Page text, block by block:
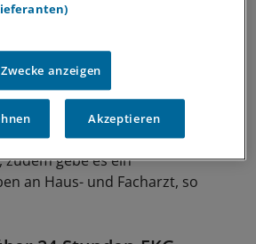
mit erhöhten
beispielsweise ein Quartal lang
eine Erinnerungsfunktion. Das
Code zum Freischalten der App
zudem gebe es ein
an Haus- und Facharzt, so
Zwecke anzeigen
Akzeptieren